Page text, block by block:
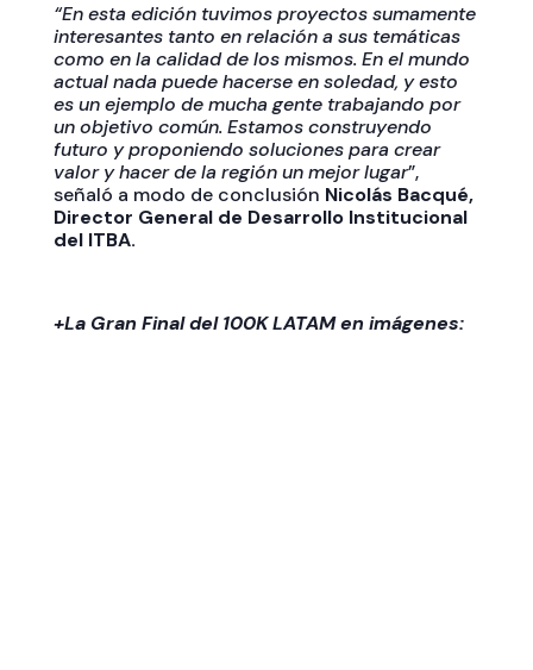
“En esta edición tuvimos proyectos sumamente
interesantes tanto en relación a sus temáticas
como en la calidad de los mismos. En el mundo
actual nada puede hacerse en soledad, y esto
es un ejemplo de mucha gente trabajando por
un objetivo común. Estamos construyendo
futuro y proponiendo soluciones para crear
valor y hacer de la región un mejor lugar”,
señaló a modo de conclusión Nicolás Bacqué,
Director General de Desarrollo Institucional
del ITBA.
+La Gran Final del 100K LATAM en imágenes: